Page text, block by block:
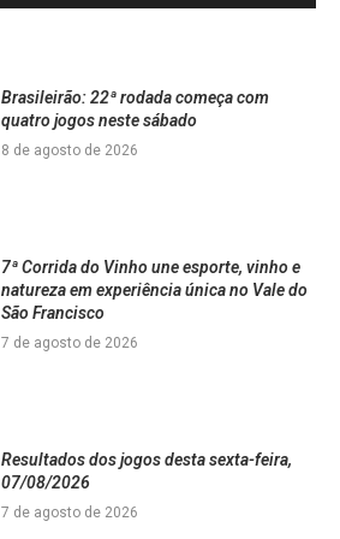
Brasileirão: 22ª rodada começa com
quatro jogos neste sábado
8 de agosto de 2026
7ª Corrida do Vinho une esporte, vinho e
natureza em experiência única no Vale do
São Francisco
7 de agosto de 2026
Resultados dos jogos desta sexta-feira,
07/08/2026
7 de agosto de 2026